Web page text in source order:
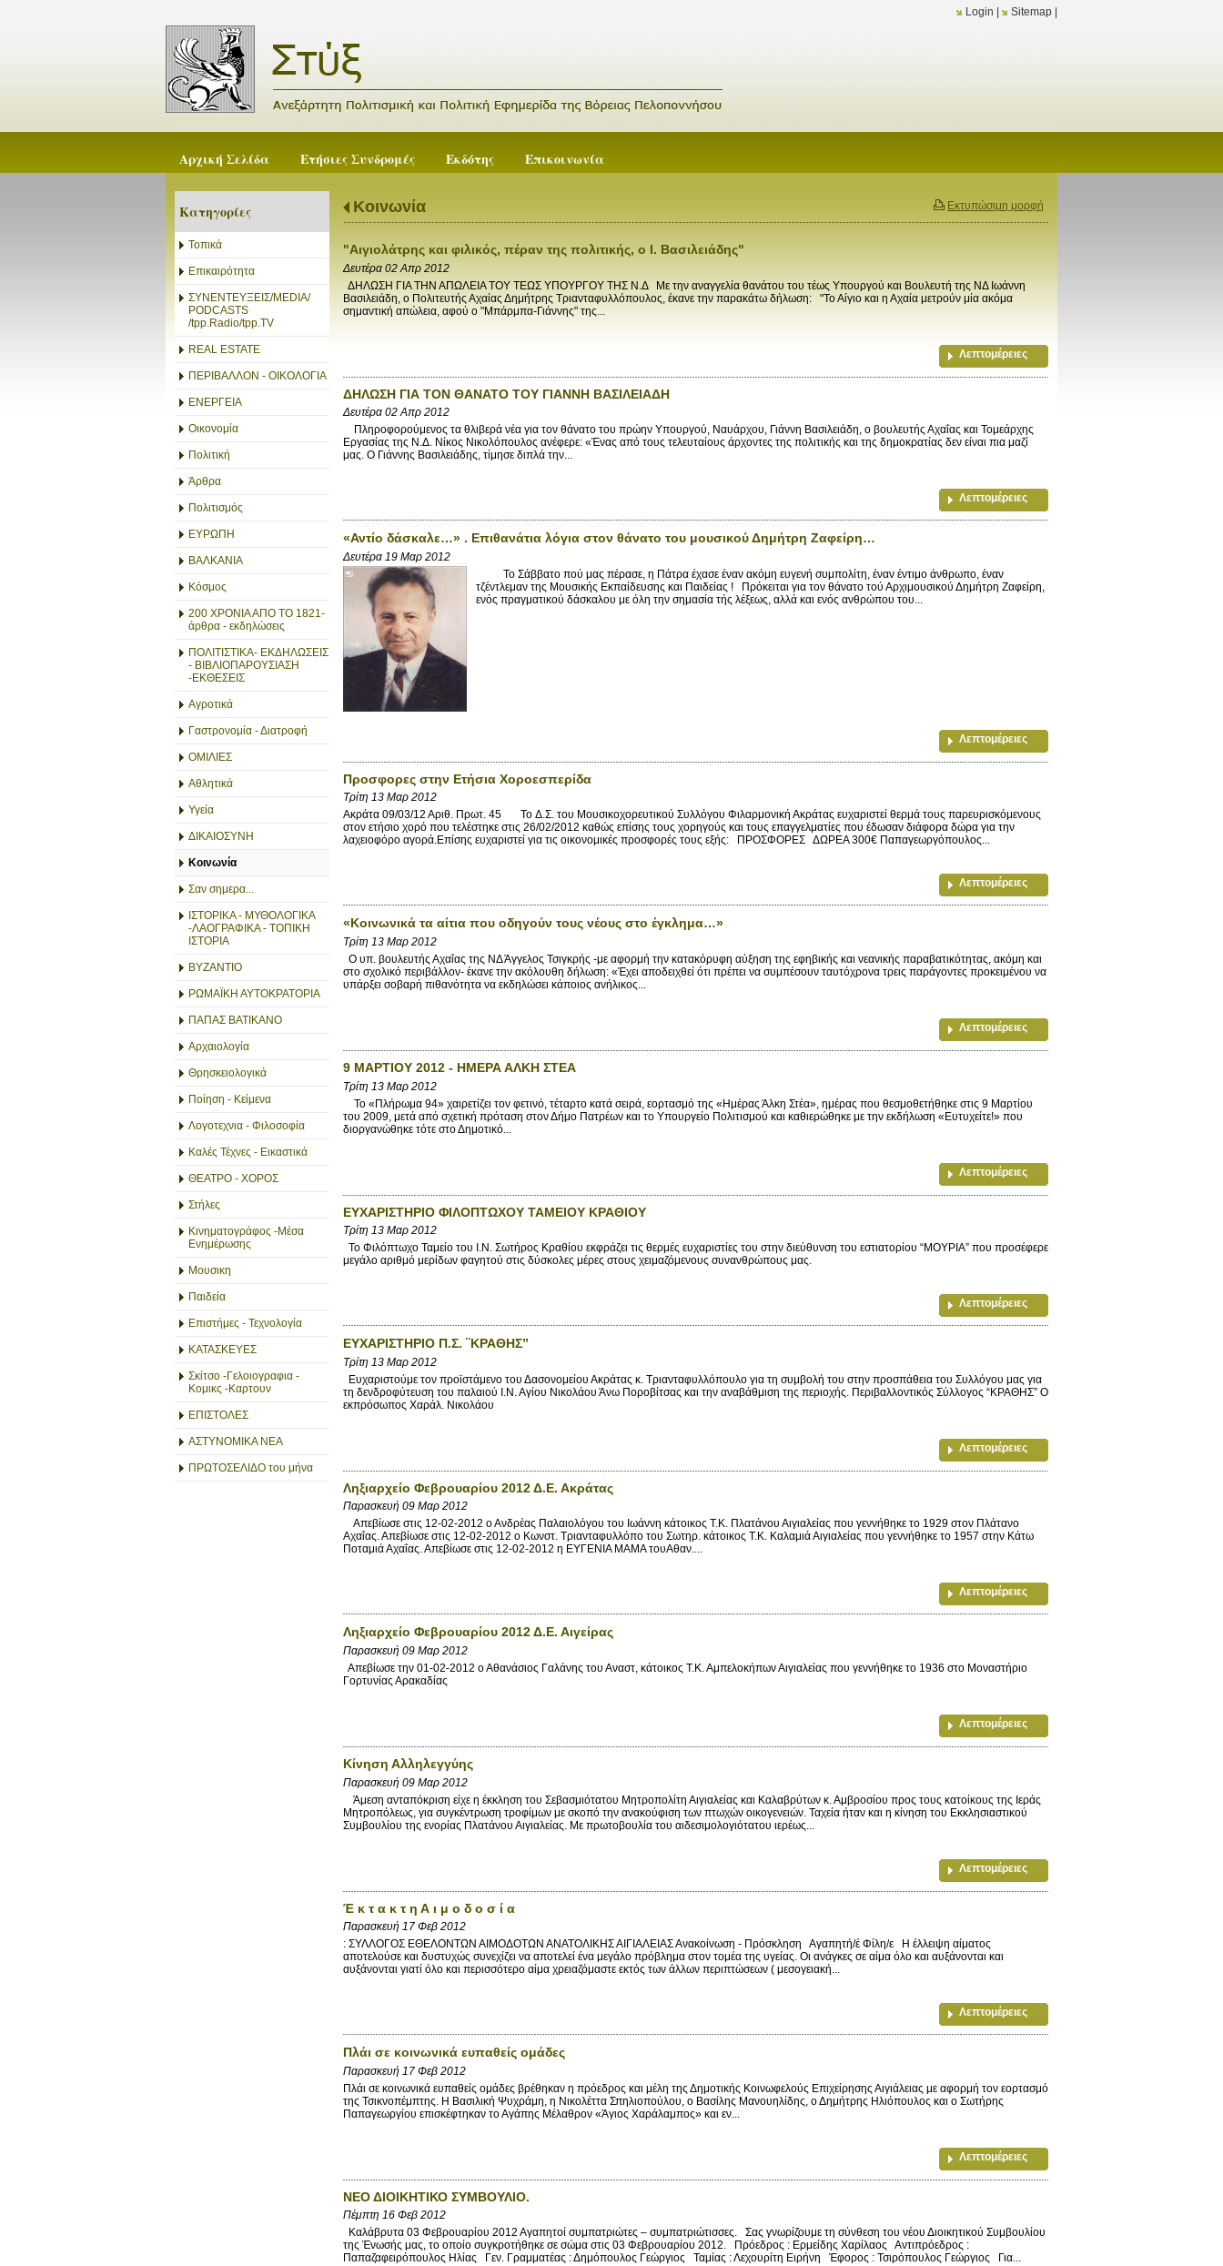
Login Sitemap
Αρχική Σελίδα Ετήσιες Συνδρομές Εκδότης Επικοινωνία
Κατηγορίες
Τοπικά
Επικαιρότητα
ΣΥΝΕΝΤΕΥΞΕΙΣ/MEDIA/
PODCASTS
/tpp.Radio/tpp.TV
REAL ESTATE
ΠΕΡΙΒΑΛΛΟΝ - ΟΙΚΟΛΟΓΙΑ
ΕΝΕΡΓΕΙΑ
Οικονομία
Πολιτική
Άρθρα
Πολιτισμός
ΕΥΡΩΠΗ
ΒΑΛΚΑΝΙΑ
Κόσμος
200 ΧΡΟΝΙΑ ΑΠΟ ΤΟ 1821-
άρθρα - εκδηλώσεις
ΠΟΛΙΤΙΣΤΙΚΑ- ΕΚΔΗΛΩΣΕΙΣ
- ΒΙΒΛΙΟΠΑΡΟΥΣΙΑΣΗ
-ΕΚΘΕΣΕΙΣ
Αγροτικά
Γαστρονομία - Διατροφή
ΟΜΙΛΙΕΣ
Αθλητικά
Υγεία
ΔΙΚΑΙΟΣΥΝΗ
Κοινωνία
Σαν σημερα...
ΙΣΤΟΡΙΚΑ - ΜΥΘΟΛΟΓΙΚΑ
-ΛΑΟΓΡΑΦΙΚΑ - ΤΟΠΙΚΗ
ΙΣΤΟΡΙΑ
ΒΥΖΑΝΤΙΟ
ΡΩΜΑΪΚΗ ΑΥΤΟΚΡΑΤΟΡΙΑ
ΠΑΠΑΣ ΒΑΤΙΚΑΝΟ
Αρχαιολογία
Θρησκειολογικά
Ποίηση - Κείμενα
Λογοτεχνια - Φιλοσοφία
Καλές Τέχνες - Εικαστικά
ΘΕΑΤΡΟ - ΧΟΡΟΣ
Στήλες
Κινηματογράφος -Μέσα
Ενημέρωσης
Μουσικη
Παιδεία
Επιστήμες - Τεχνολογία
ΚΑΤΑΣΚΕΥΕΣ
Σκίτσο -Γελοιογραφια -
Κομικς -Καρτουν
ΕΠΙΣΤΟΛΕΣ
ΑΣΤΥΝΟΜΙΚΑ ΝΕΑ
ΠΡΩΤΟΣΕΛΙΔΟ του μήνα
Εκτυπώσιμη μορφή
Κοινωνία
"Αιγιολάτρης και φιλικός, πέραν της πολιτικής, ο Ι. Βασιλειάδης"
Δευτέρα 02 Απρ 2012
ΔΗΛΩΣΗ ΓΙΑ ΤΗΝ ΑΠΩΛΕΙΑ ΤΟΥ ΤΕΩΣ ΥΠΟΥΡΓΟΥ ΤΗΣ Ν.Δ Με την αναγγελία θανάτου του τέως Υπουργού και Βουλευτή της ΝΔ Ιωάννη
Βασιλειάδη, ο Πολιτευτής Αχαίας Δημήτρης Τριανταφυλλόπουλος, έκανε την παρακάτω δήλωση: "Το Αίγιο και η Αχαία μετρούν μία ακόμα
σημαντική απώλεια, αφού ο "Μπάρμπα-Γιάννης" της...
Λεπτομέρειες
ΔΗΛΩΣΗ ΓΙΑ ΤΟΝ ΘΑΝΑΤΟ ΤΟΥ ΓΙΑΝΝΗ ΒΑΣΙΛΕΙΑΔΗ
Δευτέρα 02 Απρ 2012
Πληροφορούμενος τα θλιβερά νέα για τον θάνατο του πρώην Υπουργού, Ναυάρχου, Γιάννη Βασιλειάδη, ο βουλευτής Αχαΐας και Τομεάρχης
Εργασίας της Ν.Δ. Νίκος Νικολόπουλος ανέφερε: «Ένας από τους τελευταίους άρχοντες της πολιτικής και της δημοκρατίας δεν είναι πια μαζί
μας. Ο Γιάννης Βασιλειάδης, τίμησε διπλά την...
Λεπτομέρειες
«Αντίο δάσκαλε…» . Επιθανάτια λόγια στον θάνατο του μουσικού Δημήτρη Ζαφείρη…
Δευτέρα 19 Μαρ 2012
Το Σάββατο πού μας πέρασε, η Πάτρα έχασε έναν ακόμη ευγενή συμπολίτη, έναν έντιμο άνθρωπο, έναν
τζέντλεμαν της Μουσικής Εκπαίδευσης και Παιδείας ! Πρόκειται για τον θάνατο τού Αρχιμουσικού Δημήτρη Ζαφείρη,
ενός πραγματικού δάσκαλου με όλη την σημασία τής λέξεως, αλλά και ενός ανθρώπου του...
Λεπτομέρειες
Προσφορες στην Ετήσια Χοροεσπερίδα
Τρίτη 13 Μαρ 2012
Ακράτα 09/03/12 Αριθ. Πρωτ. 45 To Δ.Σ. του Μουσικοχορευτικού Συλλόγου Φιλαρμονική Ακράτας ευχαριστεί θερμά τους παρευρισκόμενους
στον ετήσιο χορό που τελέστηκε στις 26/02/2012 καθώς επίσης τους χορηγούς και τους επαγγελματίες που έδωσαν διάφορα δώρα για την
λαχειοφόρο αγορά.Επίσης ευχαριστεί για τις οικονομικές προσφορές τους εξής: ΠΡΟΣΦΟΡΕΣ ΔΩΡΕΑ 300€ Παπαγεωργόπουλος...
Λεπτομέρειες
«Κοινωνικά τα αίτια που οδηγούν τους νέους στο έγκλημα…»
Τρίτη 13 Μαρ 2012
Ο υπ. βουλευτής Αχαΐας της ΝΔ Άγγελος Τσιγκρής -με αφορμή την κατακόρυφη αύξηση της εφηβικής και νεανικής παραβατικότητας, ακόμη και
στο σχολικό περιβάλλον- έκανε την ακόλουθη δήλωση: «Έχει αποδειχθεί ότι πρέπει να συμπέσουν ταυτόχρονα τρεις παράγοντες προκειμένου να
υπάρξει σοβαρή πιθανότητα να εκδηλώσει κάποιος ανήλικος...
Λεπτομέρειες
9 ΜΑΡΤΙΟΥ 2012 - ΗΜΕΡΑ ΑΛΚΗ ΣΤΕΑ
Τρίτη 13 Μαρ 2012
Το «Πλήρωμα 94» χαιρετίζει τον φετινό, τέταρτο κατά σειρά, εορτασμό της «Ημέρας Άλκη Στέα», ημέρας που θεσμοθετήθηκε στις 9 Μαρτίου
του 2009, μετά από σχετική πρόταση στον Δήμο Πατρέων και το Υπουργείο Πολιτισμού και καθιερώθηκε με την εκδήλωση «Ευτυχείτε!» που
διοργανώθηκε τότε στο Δημοτικό...
Λεπτομέρειες
ΕΥΧΑΡΙΣΤΗΡΙΟ ΦΙΛΟΠΤΩΧΟΥ ΤΑΜΕΙΟΥ ΚΡΑΘΙΟΥ
Τρίτη 13 Μαρ 2012
Το Φιλόπτωχο Ταμείο του Ι.Ν. Σωτήρος Κραθίου εκφράζει τις θερμές ευχαριστίες του στην διεύθυνση του εστιατορίου “ΜΟΥΡΙΑ” που προσέφερε
μεγάλο αριθμό μερίδων φαγητού στις δύσκολες μέρες στους χειμαζόμενους συνανθρώπους μας.
Λεπτομέρειες
ΕΥΧΑΡΙΣΤΗΡΙΟ Π.Σ. ¨ΚΡΑΘΗΣ”
Τρίτη 13 Μαρ 2012
Ευχαριστούμε τον προϊστάμενο του Δασονομείου Ακράτας κ. Τριανταφυλλόπουλο για τη συμβολή του στην προσπάθεια του Συλλόγου μας για
τη δενδροφύτευση του παλαιού Ι.Ν. Αγίου Νικολάου Άνω Ποροβίτσας και την αναβάθμιση της περιοχής. Περιβαλλοντικός Σύλλογος “ΚΡΑΘΗΣ” Ο
εκπρόσωπος Χαράλ. Νικολάου
Λεπτομέρειες
Ληξιαρχείο Φεβρουαρίου 2012 Δ.Ε. Ακράτας
Παρασκευή 09 Μαρ 2012
Απεβίωσε στις 12-02-2012 ο Ανδρέας Παλαιολόγου του Ιωάννη κάτοικος Τ.Κ. Πλατάνου Αιγιαλείας που γεννήθηκε το 1929 στον Πλάτανο
Αχαΐας. Απεβίωσε στις 12-02-2012 ο Κωνστ. Τριανταφυλλόπο του Σωτηρ. κάτοικος Τ.Κ. Καλαμιά Αιγιαλείας που γεννήθηκε το 1957 στην Κάτω
Ποταμιά Αχαΐας. Απεβίωσε στις 12-02-2012 η ΕΥΓΕΝΙΑ ΜΑΜΑ τουΑθαν....
Λεπτομέρειες
Ληξιαρχείο Φεβρουαρίου 2012 Δ.Ε. Αιγείρας
Παρασκευή 09 Μαρ 2012
Απεβίωσε την 01-02-2012 ο Αθανάσιος Γαλάνης του Αναστ, κάτοικος Τ.Κ. Αμπελοκήπων Αιγιαλείας που γεννήθηκε το 1936 στο Μοναστήριο
Γορτυνίας Αρακαδίας
Λεπτομέρειες
Κίνηση Αλληλεγγύης
Παρασκευή 09 Μαρ 2012
Άμεση ανταπόκριση είχε η έκκληση του Σεβασμιότατου Μητροπολίτη Αιγιαλείας και Καλαβρύτων κ. Αμβροσίου προς τους κατοίκους της Ιεράς
Μητροπόλεως, για συγκέντρωση τροφίμων με σκοπό την ανακούφιση των πτωχών οικογενειών. Ταχεία ήταν και η κίνηση του Εκκλησιαστικού
Συμβουλίου της ενορίας Πλατάνου Αιγιαλείας. Με πρωτοβουλία του αιδεσιμολογιότατου ιερέως...
Λεπτομέρειες
Έ κ τ α κ τ η Α ι μ ο δ ο σ ί α
Παρασκευή 17 Φεβ 2012
: ΣΥΛΛΟΓΟΣ ΕΘΕΛΟΝΤΩΝ ΑΙΜΟΔΟΤΩΝ ΑΝΑΤΟΛΙΚΗΣ ΑΙΓΙΑΛΕΙΑΣ Ανακοίνωση - Πρόσκληση Αγαπητή/έ Φίλη/ε Η έλλειψη αίματος
αποτελούσε και δυστυχώς συνεχίζει να αποτελεί ένα μεγάλο πρόβλημα στον τομέα της υγείας. Οι ανάγκες σε αίμα όλο και αυξάνονται και
αυξάνονται γιατί όλο και περισσότερο αίμα χρειαζόμαστε εκτός των άλλων περιπτώσεων ( μεσογειακή...
Λεπτομέρειες
Πλάι σε κοινωνικά ευπαθείς ομάδες
Παρασκευή 17 Φεβ 2012
Πλάι σε κοινωνικά ευπαθείς ομάδες βρέθηκαν η πρόεδρος και μέλη της Δημοτικής Κοινωφελούς Επιχείρησης Αιγιάλειας με αφορμή τον εορτασμό
της Τσικνοπέμπτης. Η Βασιλική Ψυχράμη, η Νικολέττα Σπηλιοπούλου, ο Βασίλης Μανουηλίδης, ο Δημήτρης Ηλιόπουλος και ο Σωτήρης
Παπαγεωργίου επισκέφτηκαν το Αγάπης Μέλαθρον «Άγιος Χαράλαμπος» και εν...
Λεπτομέρειες
ΝΕΟ ΔΙΟΙΚΗΤΙΚΟ ΣΥΜΒΟΥΛΙΟ.
Πέμπτη 16 Φεβ 2012
Καλάβρυτα 03 Φεβρουαρίου 2012 Αγαπητοί συμπατριώτες – συμπατριώτισσες. Σας γνωρίζουμε τη σύνθεση του νέου Διοικητικού Συμβουλίου
της Ένωσής μας, το οποίο συγκροτήθηκε σε σώμα στις 03 Φεβρουαρίου 2012. Πρόεδρος : Ερμείδης Χαρίλαος Αντιπρόεδρος :
Παπαζαφειρόπουλος Ηλίας Γεν. Γραμματέας : Δημόπουλος Γεώργιος Ταμίας : Λεχουρίτη Ειρήνη Έφορος : Τσιρόπουλος Γεώργιος Για...